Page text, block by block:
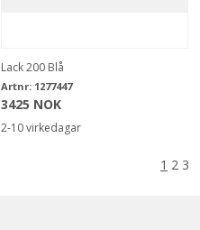
Lack 200 Blå
Artnr: 1277447
3425 NOK
2-10 virkedagar
1 2 3